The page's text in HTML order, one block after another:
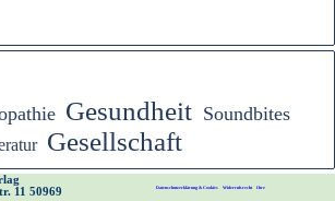
Gesundheit Soundbites
Gesellschaft
11 50969
Datenschutzerklärung & Cookies Widerrufsrecht Ihre